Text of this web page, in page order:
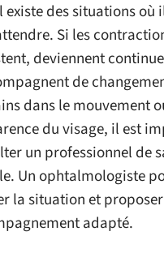
existe des situations où
Si les
deviennent
de
dans le mouvement
du visage, il est
un professionnel de
Un ophtalmologiste
la situation et
adapté.